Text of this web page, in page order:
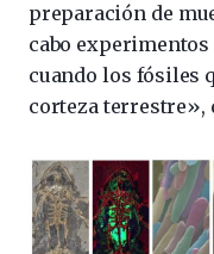
preparación de
cabo
cuando los fósiles
corteza terrestre»,